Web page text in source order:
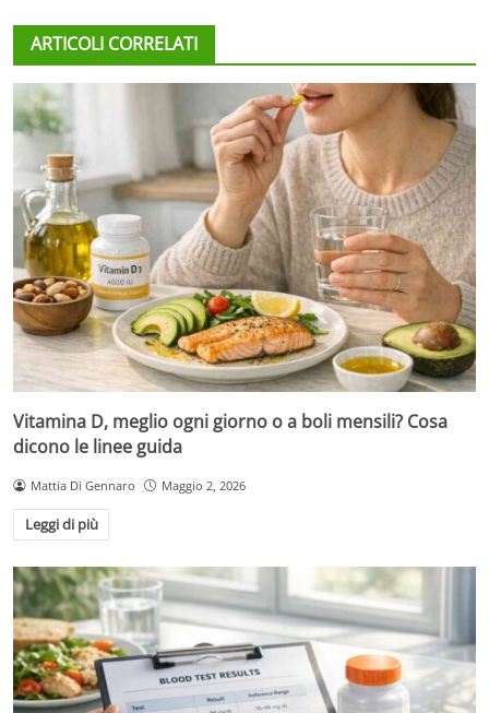
ARTICOLI CORRELATI
Vitamina D, meglio ogni giorno o a boli mensili? Cosa
dicono le linee guida
Mattia Di Gennaro Maggio 2, 2026
Leggi di più